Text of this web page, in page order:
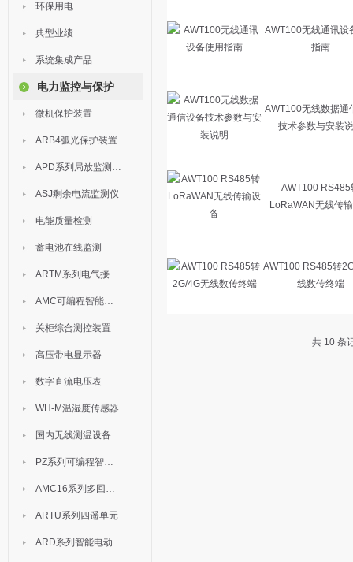
环保用电
典型业绩
系统集成产品
电力监控与保护
微机保护装置
ARB4弧光保护装置
APD系列局放监测装置
ASJ剩余电流监测仪
电能质量检测
蓄电池在线监测
ARTM系列电气接点测温装置
AMC可编程智能电测表
关柜综合测控装置
高压带电显示器
数字直流电压表
WH-M温湿度传感器
国内无线测温设备
PZ系列可编程智能表
AMC16系列多回路监控装置
ARTU系列四遥单元
ARD系列智能电动机保护器
AWT100无线通讯设
指南
AWT100无线数据通
技术参数与安装
AWT100 RS485
LoRaWAN无线传
AWT100 RS485转
线数传终端
共 10 条